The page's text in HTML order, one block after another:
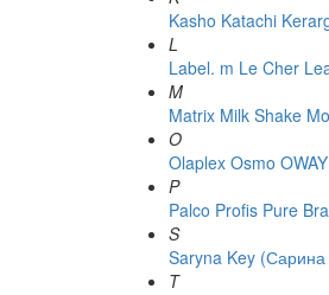
Kasho Katachi
L
Label. m Le Cher
M
Matrix Milk Shake
O
Olaplex Osmo
P
Palco Profis Pure
S
Saryna Key
T